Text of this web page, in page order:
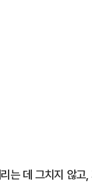
는 데 그치지 않